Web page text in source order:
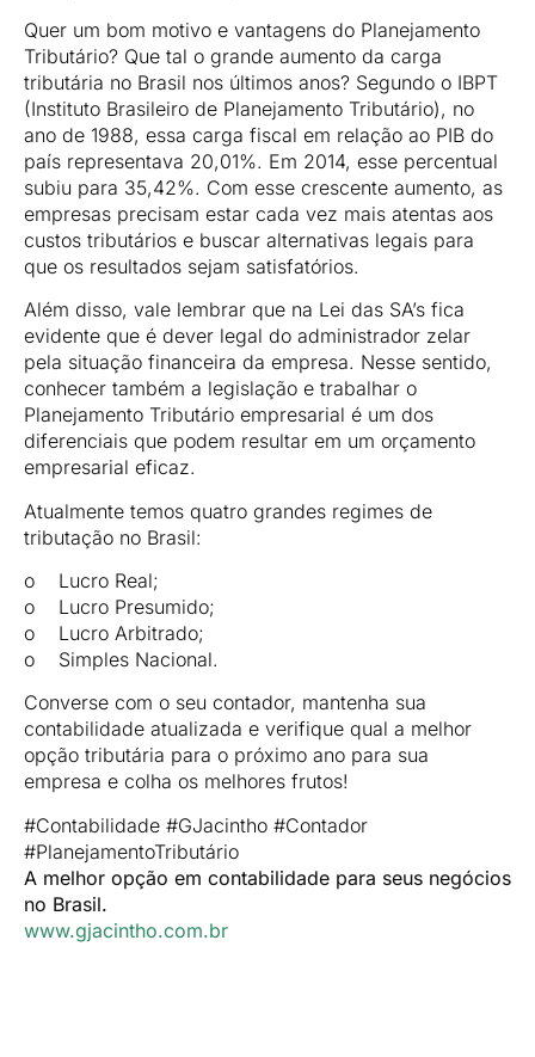
Quer um bom motivo e vantagens do Planejamento
Tributário? Que tal o grande aumento da carga
tributária no Brasil nos últimos anos? Segundo o IBPT
(Instituto Brasileiro de Planejamento Tributário), no
ano de 1988, essa carga fiscal em relação ao PIB do
país representava 20,01%. Em 2014, esse percentual
subiu para 35,42%. Com esse crescente aumento, as
empresas precisam estar cada vez mais atentas aos
custos tributários e buscar alternativas legais para
que os resultados sejam satisfatórios.
Além disso, vale lembrar que na Lei das SA’s fica
evidente que é dever legal do administrador zelar
pela situação financeira da empresa. Nesse sentido,
conhecer também a legislação e trabalhar o
Planejamento Tributário empresarial é um dos
diferenciais que podem resultar em um orçamento
empresarial eficaz.
Atualmente temos quatro grandes regimes de
tributação no Brasil:
o Lucro Real;
o Lucro Presumido;
o Lucro Arbitrado;
o Simples Nacional.
Converse com o seu contador, mantenha sua
contabilidade atualizada e verifique qual a melhor
opção tributária para o próximo ano para sua
empresa e colha os melhores frutos!
#Contabilidade #GJacintho #Contador
#PlanejamentoTributário
A melhor opção em contabilidade para seus negócios
no Brasil.
www.gjacintho.com.br